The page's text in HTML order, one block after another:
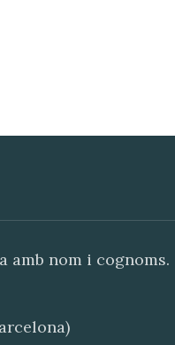
amb nom i cognoms.